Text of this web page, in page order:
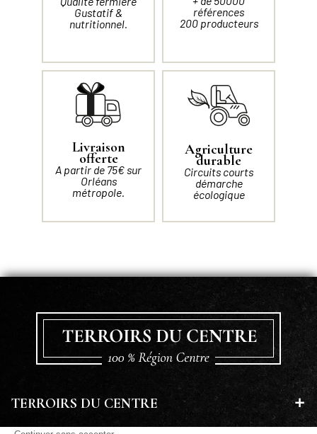
Gustatif &
nutritionnel.
références
200 producteurs
Livraison
offerte
A partir de 75€ sur
Orléans
métropole.
Agriculture
durable
Circuits courts
démarche
écologique
TERROIRS DU CENTRE